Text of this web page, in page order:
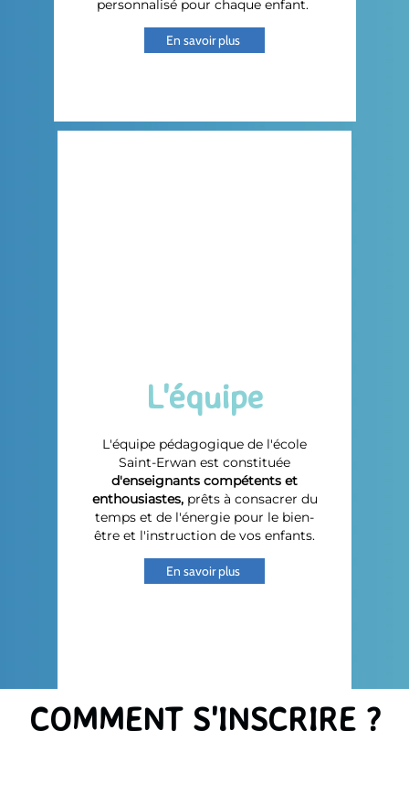
personnalisé pour chaque enfant.
En savoir plus
L'équipe
L'équipe pédagogique de l'école
Saint-Erwan est constituée
d'enseignants compétents et
enthousiastes,prêts à consacrer du
temps et de l'énergie pour le bien-
être et l'instruction de vos enfants.
En savoir plus
COMMENT S'INSCRIRE ?